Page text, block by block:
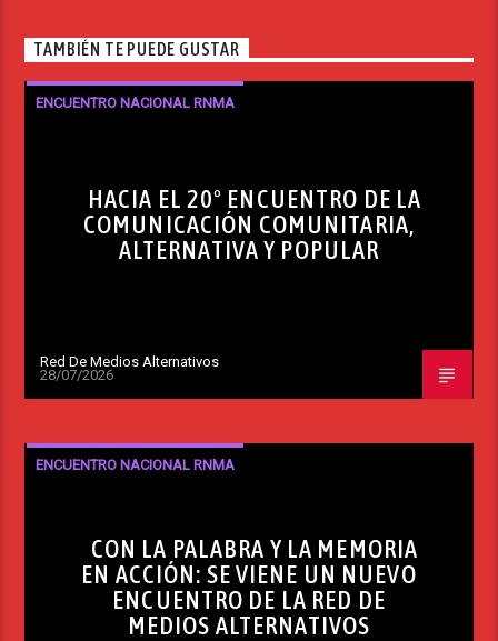
TAMBIÉN TE PUEDE GUSTAR
ENCUENTRO NACIONAL RNMA
HACIA EL 20º ENCUENTRO DE LA
COMUNICACIÓN COMUNITARIA,
ALTERNATIVA Y POPULAR
Red De Medios Alternativos
28/07/2026
ENCUENTRO NACIONAL RNMA
CON LA PALABRA Y LA MEMORIA
EN ACCIÓN: SE VIENE UN NUEVO
ENCUENTRO DE LA RED DE
MEDIOS ALTERNATIVOS